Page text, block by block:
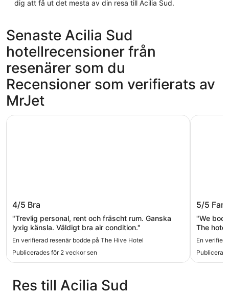
dig att få ut det mesta av din resa till Acilia Sud.
Senaste Acilia Sud
hotellrecensioner från
resenärer som du
Recensioner som verifierats av
MrJet
The Hive Hotel
4/5 Bra
"Trevlig personal, rent och fräscht rum. Ganska
lyxig känsla. Väldigt bra air condition."
En verifierad resenär bodde på The Hive Hotel
Publicerades för 2 veckor sen
The Hive Hotel
5/5
"We
The
station
En
Massimi
Res till Acilia Sud